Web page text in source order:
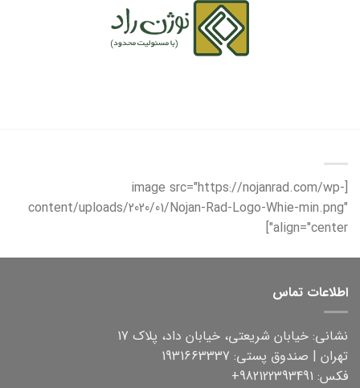
[image src="https://nojanrad.com/wp-
content/uploads/2020/01/Nojan-Rad-Logo-Whie-min.png"
align="center"]
اطلاعات تماس
نشانی: خیابان شریعتی، خیابان داد، پلاک 17
تهران | صندوق پستی: 1931663337
فکس: 982122393491+